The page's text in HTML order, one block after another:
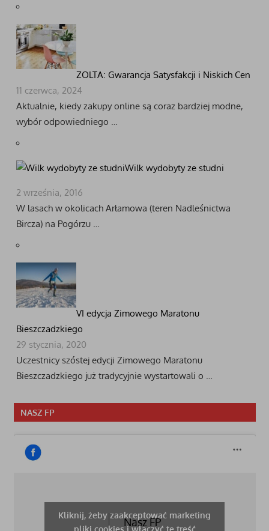
ZOLTA: Gwarancja Satysfakcji i Niskich Cen
11 czerwca, 2024
Aktualnie, kiedy zakupy online są coraz bardziej modne,
wybór odpowiedniego …
Wilk wydobyty ze studni
2 września, 2016
W lasach w okolicach Arłamowa (teren Nadleśnictwa
Bircza) na Pogórzu …
VI edycja Zimowego Maratonu
Bieszczadzkiego
29 stycznia, 2020
Uczestnicy szóstej edycji Zimowego Maratonu
Bieszczadzkiego już tradycyjnie wystartowali o …
NASZ FP
Nasz FP
Kliknij, żeby zaakceptować marketing
pliki cookies i włączyć tę treść